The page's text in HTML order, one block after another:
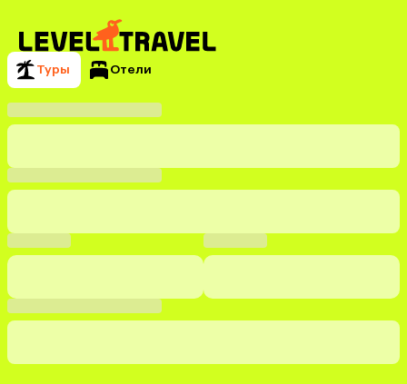
Туры Отели